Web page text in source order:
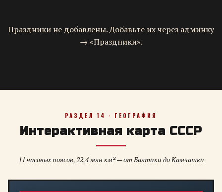
Праздники не добавлены. Добавьте их через админку
→ «Праздники».
РАЗДЕЛ 14 · ГЕОГРАФИЯ
Интерактивная карта СССР
11 часовых поясов, 22,4 млн км² — от Балтики до Камчатки